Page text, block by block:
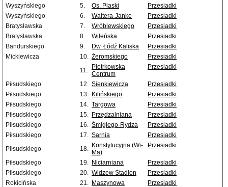
Wyszyńskiego
5. Os. Piaski
Przesiadki
Wyszyńskiego
6. Waltera-Janke
Przesiadki
Bratysławska
7. Wróblewskiego
Przesiadki
Bratysławska
8. Wileńska
Przesiadki
Bandurskiego
9. Dw. Łódź Kaliska
Przesiadki
Mickiewicza
10. Żeromskiego
Przesiadki
11.
Piotrkowska
Centrum
Przesiadki
Piłsudskiego 12. Sienkiewicza
Przesiadki
Piłsudskiego
13. Kilińskiego
Przesiadki
Piłsudskiego
14. Targowa
Przesiadki
Piłsudskiego
15. Przędzalniana
Przesiadki
Piłsudskiego
16. Śmigłego-Rydza
Przesiadki
Piłsudskiego
17. Sarnia
Przesiadki
Piłsudskiego
18. Konstytucyjna (Wi-
Ma)
Przesiadki
Piłsudskiego 19. Niciarniana
Przesiadki
Piłsudskiego
20. Widzew Stadion
Przesiadki
Rokicińska
21. Maszynowa
Przesiadki